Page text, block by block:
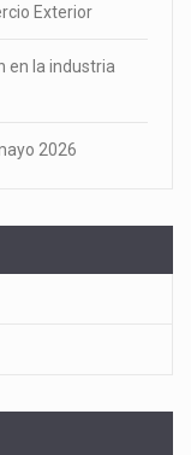
Exterior
en la industria
2026